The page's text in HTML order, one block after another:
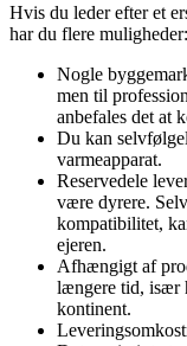
Hvis du leder efter et
har du flere muligheder:
Nogle
men til
anbefales det at
Du kan
varmeapparat.
Reservedele
være dyrere.
kompatibilitet,
ejeren.
Afhængigt af
længere tid, især
kontinent.